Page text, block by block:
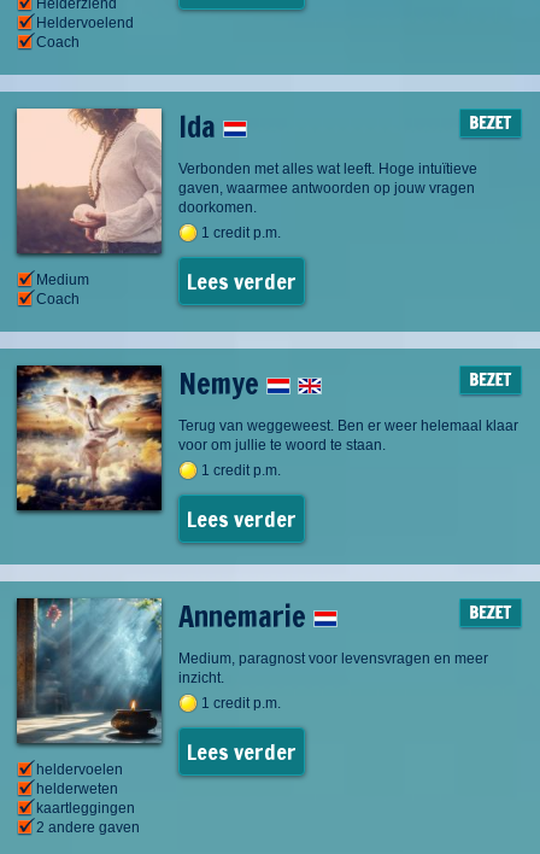
Helderziend
Heldervoelend
Coach
Medium
Coach
Ida
Verbonden met alles wat leeft. Hoge intuïtieve
gaven, waarmee antwoorden op jouw vragen
doorkomen.
1 credit p.m.
Lees verder
Nemye
Terug van weggeweest. Ben er weer helemaal klaar
voor om jullie te woord te staan.
1 credit p.m.
Lees verder
heldervoelen
helderweten
kaartleggingen
2 andere gaven
Annemarie
Medium, paragnost voor levensvragen en meer
inzicht.
1 credit p.m.
Lees verder